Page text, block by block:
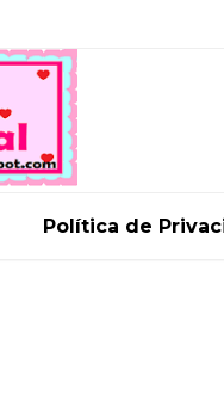
Política de